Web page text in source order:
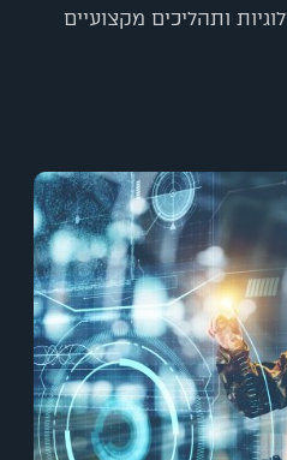
ותהליכים מקצועיים